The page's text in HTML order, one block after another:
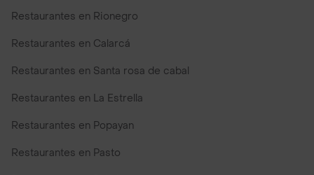
Restaurantes en Rionegro
Restaurantes en Calarcá
Restaurantes en Santa rosa de cabal
Restaurantes en La Estrella
Restaurantes en Popayan
Restaurantes en Pasto